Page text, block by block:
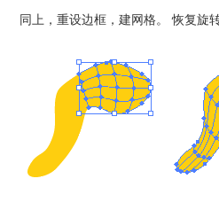
同上，重设边框，建网格。 恢复旋转